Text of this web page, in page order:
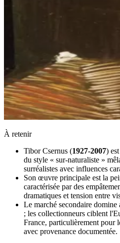
À retenir
Tibor Csernus (1927-2007)
du style « sur-naturaliste »
surréalistes avec influences
Son œuvre principale est la
caractérisée par des
dramatiques et tension entre
Le marché secondaire domine
; les collectionneurs ciblent
France, particulièrement pour
avec provenance documentée.